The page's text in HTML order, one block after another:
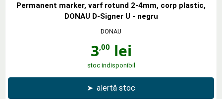
Permanent marker, varf rotund 2-4mm, corp plastic,
DONAU D-Signer U - negru
DONAU
3,00 lei
stoc indisponibil
➤ alertă stoc